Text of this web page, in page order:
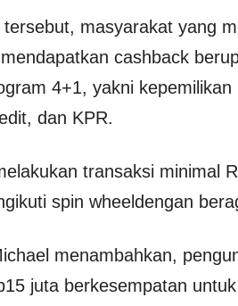
masyarakat yang
cashback
4+1, yakni
dan KPR.
transaksi minimal
spin wheeldengan
menambahkan,
juta berkesempatan